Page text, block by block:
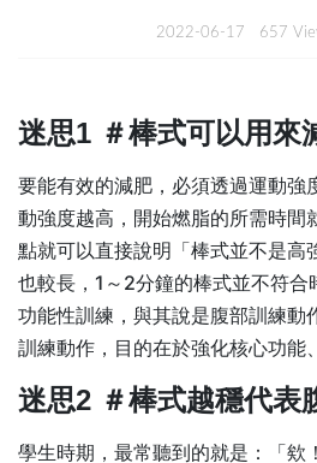
2022-06-17 657
迷思1 ＃棒式可以用來
要能有效的減肥，必須透過運動強
動強度越高，開始燃脂的所需時間
點就可以直接說明「棒式並不是高
也較長，1～2分鐘的棒式並不符
功能性訓練，與其說是腹部訓練動
訓練動作，目的在於強化核心功能
迷思2 ＃棒式越穩代表
學生時期，最常聽到的就是：「欸